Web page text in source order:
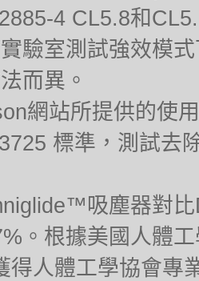
4 CL5.8和
驗室測試強效模
而異。
網站所提供的使
標準，測試去
吸塵器對
。根據美國人體
人體工學協會專